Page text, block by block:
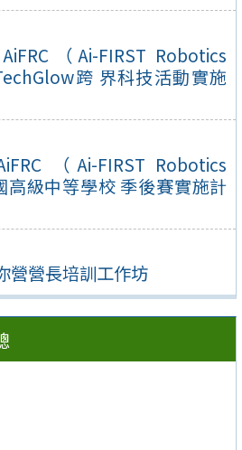
（Ai-FIRST Robotics
跨 界科技活動實施
（Ai-FIRST Robotics
級中等學校 季後賽實施計
營營長培訓工作坊